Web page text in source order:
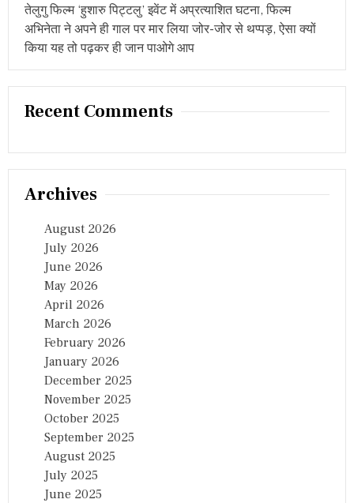
V
T
I
N
O
तेलुगु फिल्म ‘हुशारु पिट्टलु’ इवेंट में अप्रत्याशित घटना, फिल्म
अभिनेता ने अपने ही गाल पर मार लिया जोर-जोर से थप्पड़, ऐसा क्यों
किया यह तो पढ़कर ही जान पाओगे आप
Recent Comments
Archives
August 2026
July 2026
June 2026
May 2026
April 2026
March 2026
February 2026
January 2026
December 2025
November 2025
October 2025
September 2025
August 2025
July 2025
June 2025